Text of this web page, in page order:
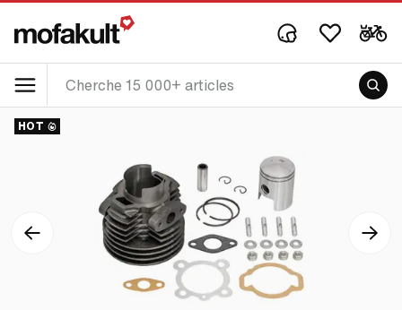
HOT